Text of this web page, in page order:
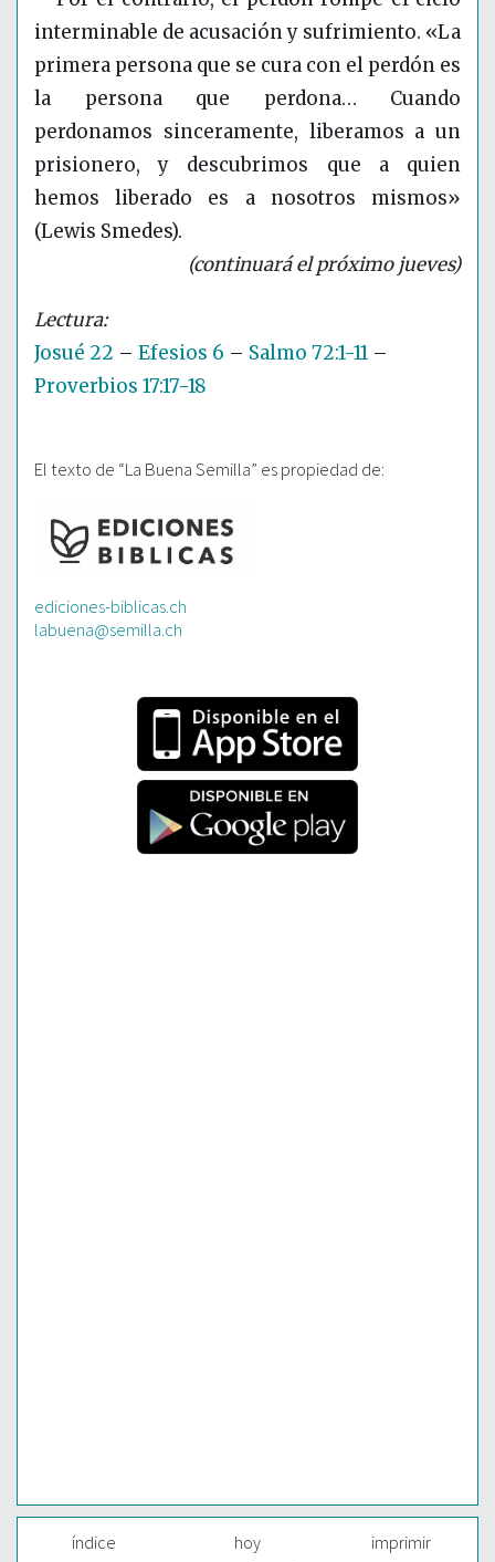
interminable de acusación y sufrimiento. «La
primera persona que se cura con el perdón es
la persona que perdona… Cuando
perdonamos sinceramente, liberamos a un
prisionero, y descubrimos que a quien
hemos liberado es a nosotros mismos»
(Lewis Smedes).
(continuará el próximo jueves)
Josué 22 – Efesios 6 – Salmo 72:1-11 –
Proverbios 17:17-18
El texto de “La Buena Semilla” es propiedad de:
ediciones-biblicas.ch
labuena@semilla.ch
índice hoy imprimir